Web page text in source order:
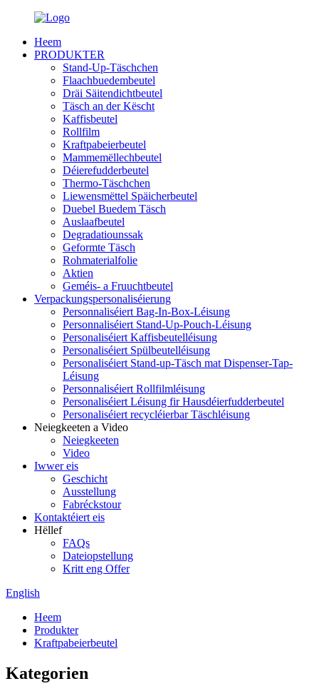
Heem
PRODUKTER
Stand-Up-Täschchen
Flaachbuedembeutel
Dräi Säitendichtbeutel
Täsch an der Këscht
Kaffisbeutel
Rollfilm
Kraftpabeierbeutel
Mammemëllechbeutel
Déierefudderbeutel
Thermo-Täschchen
Liewensmëttel Späicherbeutel
Duebel Buedem Täsch
Auslaafbeutel
Degradatiounssak
Geformte Täsch
Rohmaterialfolie
Aktien
Geméis- a Fruuchtbeutel
Verpackungspersonaliséierung
Personnaliséiert Bag-In-Box-Léisung
Personnaliséiert Stand-Up-Pouch-Léisung
Personaliséiert Kaffisbeutelléisung
Personaliséiert Spülbeutelléisung
Personaliséiert Stand-up-Täsch mat Dispenser-Tap-
Léisung
Personnaliséiert Rollfilmléisung
Personaliséiert Léisung fir Hausdéierfudderbeutel
Personaliséiert recycléierbar Täschléisung
Neiegkeeten a Video
Neiegkeeten
Video
Iwwer eis
Geschicht
Ausstellung
Fabréckstour
Kontaktéiert eis
Hëllef
FAQs
Dateiopstellung
Kritt eng Offer
English
Heem
Produkter
Kraftpabeierbeutel
Kategorien